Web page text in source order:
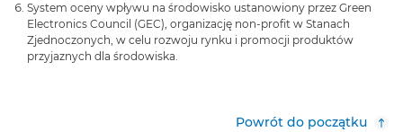
System oceny wpływu na środowisko ustanowiony przez Green
Electronics Council (GEC), organizację non-profit w Stanach
Zjednoczonych, w celu rozwoju rynku i promocji produktów
przyjaznych dla środowiska.
Powrót do początku